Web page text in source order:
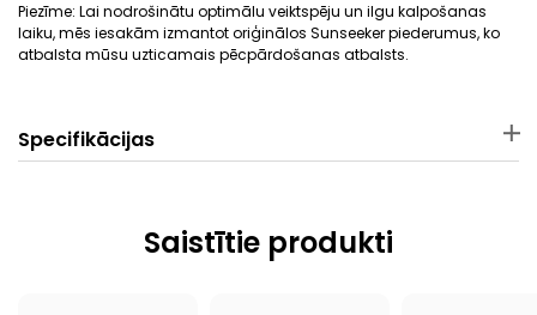
Piezīme: Lai nodrošinātu optimālu veiktspēju un ilgu kalpošanas
laiku, mēs iesakām izmantot oriģinālos Sunseeker piederumus, ko
atbalsta mūsu uzticamais pēcpārdošanas atbalsts.
Specifikācijas
PP 74 × 47 × 19 cm
Saistītie produkti